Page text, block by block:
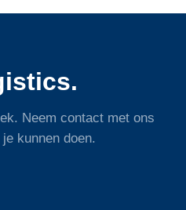
Neem contact met ons
kunnen doen.